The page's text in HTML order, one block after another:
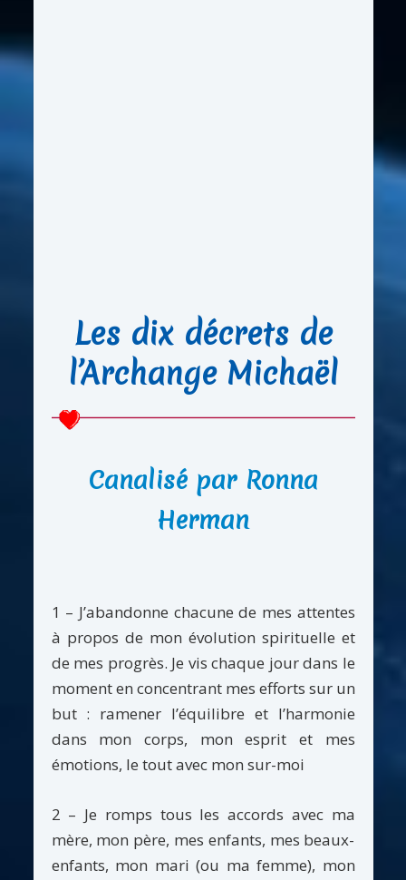
Les dix décrets de
l’Archange Michaël
Canalisé par Ronna
Herman
1 – J’abandonne chacune de mes attentes
à propos de mon évolution spirituelle et
de mes progrès. Je vis chaque jour dans le
moment en concentrant mes efforts sur un
but : ramener l’équilibre et l’harmonie
dans mon corps, mon esprit et mes
émotions, le tout avec mon sur-moi
2 – Je romps tous les accords avec ma
mère, mon père, mes enfants, mes beaux-
enfants, mon mari (ou ma femme), mon